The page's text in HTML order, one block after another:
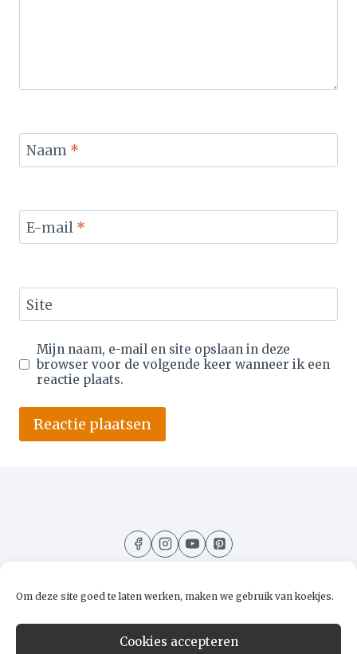
Om deze site goed te laten werken, maken we gebruik van koekjes.
Cookies accepteren
Naam *
E-mail *
Site
Mijn naam, e-mail en site opslaan in deze
browser voor de volgende keer wanneer ik een
reactie plaats.
Recepten Kooktips